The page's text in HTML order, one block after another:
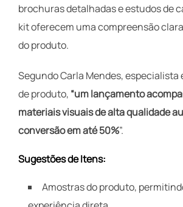
brochuras detalhadas e estudos de
kit oferecem uma compreensão
do produto.
Segundo Carla Mendes, especialista
de produto, “um lançamento
materiais visuais de alta qualidade
conversão em até 50%”.
Sugestões de Itens:
Amostras do produto,